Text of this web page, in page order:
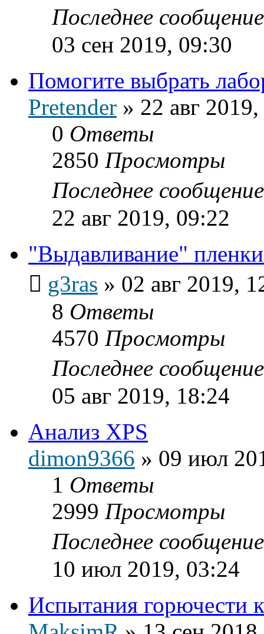
Последнее
03 сен 2019, 09:30
Помогите выбрать
Pretender » 22 авг
0 Ответы
2850 Просмотры
Последнее
22 авг 2019, 09:22
"Выдавливание"
g3ras » 02 авг 2019,
8 Ответы
4570 Просмотры
Последнее
05 авг 2019, 18:24
Анализ XPS
dimon9366 » 09 июл
1 Ответы
2999 Просмотры
Последнее
10 июл 2019, 03:24
Испытания горючести